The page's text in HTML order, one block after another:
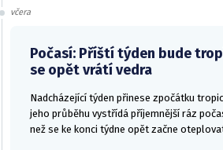
včera
Počasí: Příští týden bude
se opět vrátí vedra
Nadcházející týden přinese zpočátku
jeho průběhu vystřídá příjemnější ráz
než se ke konci týdne opět začne